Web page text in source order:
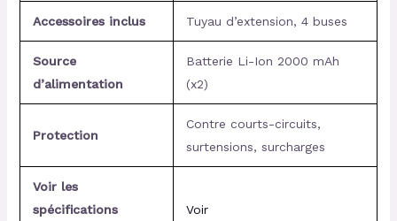
Accessoires inclus Tuyau d’extension, 4 buses
Source
d’alimentation
Batterie Li-Ion 2000 mAh
(x2)
Protection
Contre courts-circuits,
surtensions, surcharges
Voir les
spécifications
Voir